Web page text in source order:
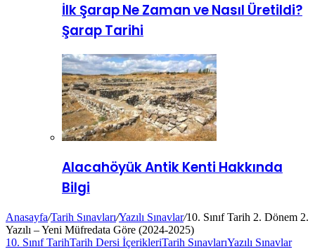
İlk Şarap Ne Zaman ve Nasıl Üretildi?
Şarap Tarihi
Alacahöyük Antik Kenti Hakkında
Bilgi
Anasayfa/Tarih Sınavları/Yazılı Sınavlar/10. Sınıf Tarih 2. Dönem 2.
Yazılı – Yeni Müfredata Göre (2024-2025)
10. Sınıf TarihTarih Dersi İçerikleriTarih SınavlarıYazılı Sınavlar